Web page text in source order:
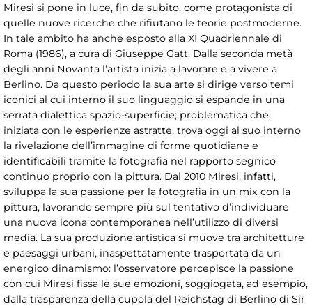
Miresi si pone in luce, fin da subito, come protagonista di
quelle nuove ricerche che rifiutano le teorie postmoderne.
In tale ambito ha anche esposto alla XI Quadriennale di
Roma (1986), a cura di Giuseppe Gatt. Dalla seconda metà
degli anni Novanta l’artista inizia a lavorare e a vivere a
Berlino. Da questo periodo la sua arte si dirige verso temi
iconici al cui interno il suo linguaggio si espande in una
serrata dialettica spazio-superficie; problematica che,
iniziata con le esperienze astratte, trova oggi al suo interno
la rivelazione dell’immagine di forme quotidiane e
identificabili tramite la fotografia nel rapporto segnico
continuo proprio con la pittura. Dal 2010 Miresi, infatti,
sviluppa la sua passione per la fotografia in un mix con la
pittura, lavorando sempre più sul tentativo d’individuare
una nuova icona contemporanea nell’utilizzo di diversi
media. La sua produzione artistica si muove tra architetture
e paesaggi urbani, inaspettatamente trasportata da un
energico dinamismo: l’osservatore percepisce la passione
con cui Miresi fissa le sue emozioni, soggiogata, ad esempio,
dalla trasparenza della cupola del Reichstag di Berlino di Sir